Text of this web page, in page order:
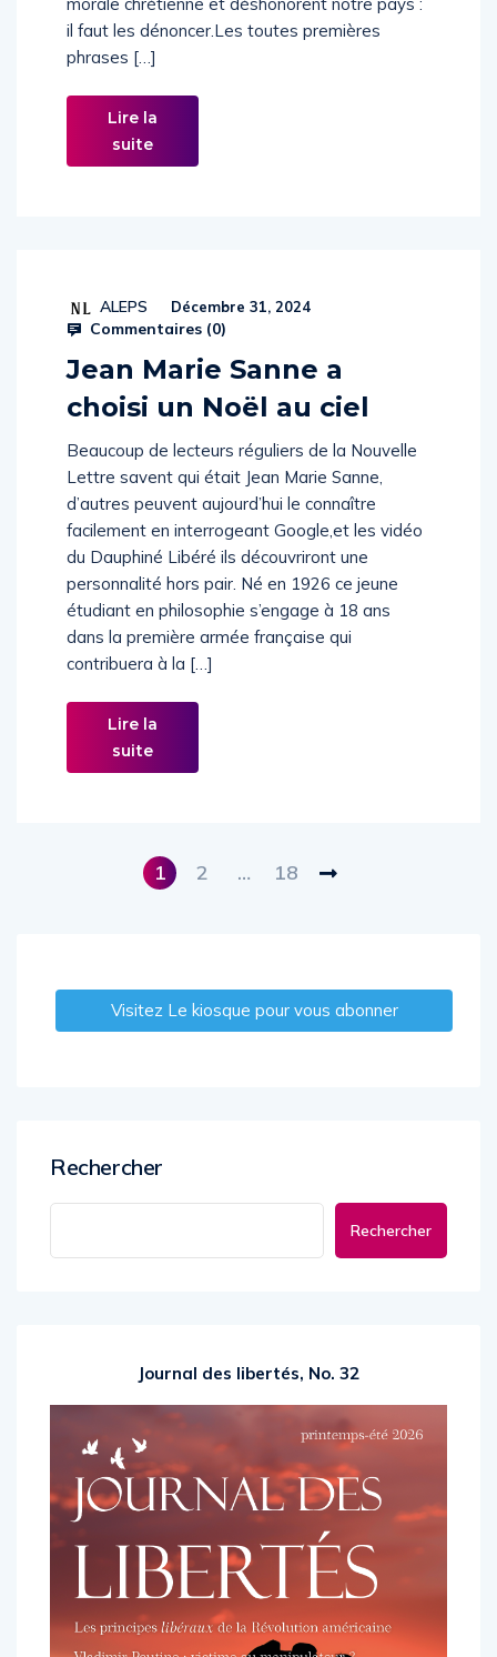
morale chrétienne et déshonorent notre pays :
il faut les dénoncer.Les toutes premières
Lire la
suite
ALEPS Décembre 31, 2024
Jean Marie Sanne a
Beaucoup de lecteurs réguliers de la Nouvelle
Lettre savent qui était Jean Marie Sanne,
d’autres peuvent aujourd’hui le connaître
facilement en interrogeant Google,et les vidéo
du Dauphiné Libéré ils découvriront une
personnalité hors pair. Né en 1926 ce jeune
étudiant en philosophie s’engage à 18 ans
dans la première armée française qui
Lire la
suite
1
Visitez Le kiosque pour vous abonner
Rechercher